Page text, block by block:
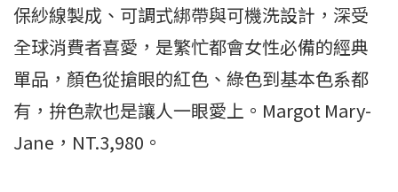
保紗線製成、可調式綁帶與可機洗設計，深受
全球消費者喜愛，是繁忙都會女性必備的經典
單品，顏色從搶眼的紅色、綠色到基本色系都
有，拚色款也是讓人一眼愛上。Margot Mary-
Jane，NT.3,980。